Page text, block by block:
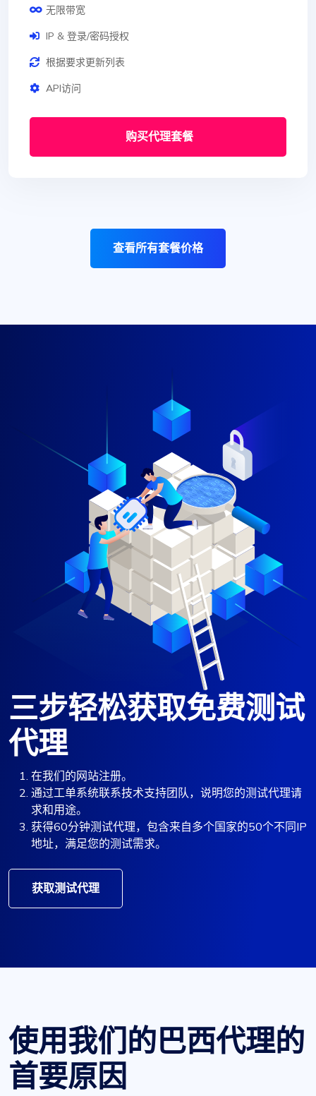
无限带宽
IP & 登录/密码授权
根据要求更新列表
API访问
购买代理套餐
查看所有套餐价格
三步轻松获取免费测试
代理
在我们的网站注册。
通过工单系统联系技术支持团队，说明您的测试代理请
求和用途。
获得60分钟测试代理，包含来自多个国家的50个不同IP
地址，满足您的测试需求。
获取测试代理
使用我们的巴西代理的
首要原因